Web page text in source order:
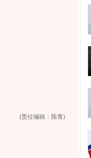
(责任编辑：陈青)